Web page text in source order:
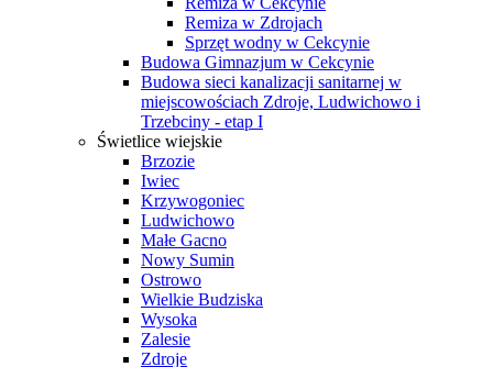
Remiza w Zdrojach
Sprzęt wodny w Cekcynie
Budowa Gimnazjum w Cekcynie
Budowa sieci kanalizacji sanitarnej w
miejscowościach Zdroje, Ludwichowo i
Trzebciny - etap I
Świetlice wiejskie
Brzozie
Iwiec
Krzywogoniec
Ludwichowo
Małe Gacno
Nowy Sumin
Ostrowo
Wielkie Budziska
Wysoka
Zalesie
Zdroje